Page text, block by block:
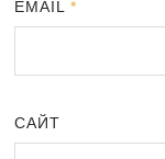
EMAIL*
САЙТ